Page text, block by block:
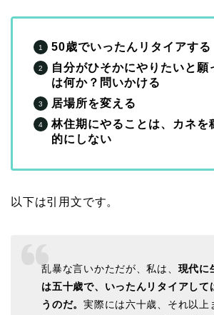
50歳でいったんリタイアする
自分がひそかにやりたいと願
は何か？問いかける
居場所を変える
林住期にやることは、カネを
的にしない
以下は引用文です。
乱暴な言いかただが、私は、 現代に
は五十歳で、いったんリタイアして
うのだ。実際には六十歳、それ以上